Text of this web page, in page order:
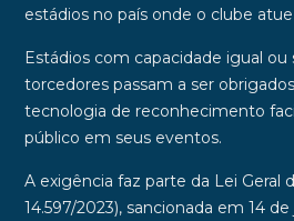
estádios no país onde o clube
Estádios com capacidade igual ou
torcedorespassam a ser
tecnologia de reconhecimento
público em seus eventos.
A exigência faz parte da Lei Geral
14.597/2023), sancionada em 14